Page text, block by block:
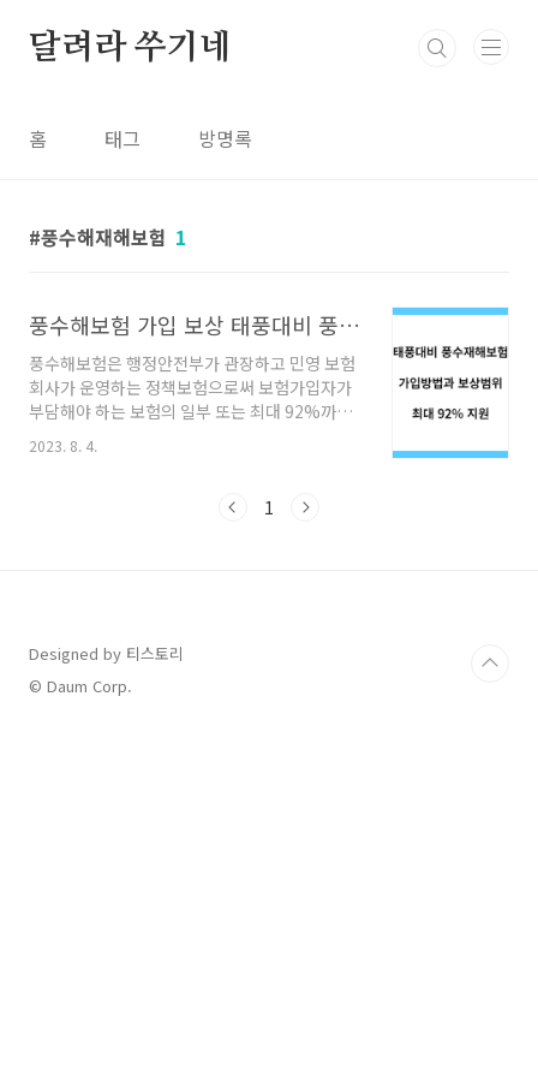
달려라 쑤기네
홈 태그 방명록
풍수해재해보험 1
풍수해보험 가입 보상 태풍대비 풍수재해보험 (최대 92% 지원)
풍수해보험은 행정안전부가 관장하고 민영 보험
회사가 운영하는 정책보험으로써 보험가입자가
부담해야 하는 보험의 일부 또는 최대 92%까지
국가 및 지방자치단체에서 보조함으로써 국민들
을 보다 저렴한 보험료로 예기치 못한 풍수해(태
대처할 수 있도록 하는 선진국형 재난관리제도입
지진 피해 또한 풍수해보험 보상이 됩니다. 주택
및 온실 (비닐하우스 등)도 보상 범위에 해당되니
해당하시는 분들은 꼭 놓치지 마시고 정부 지원
2023. 8. 4.
1
Designed by 티스토리
© Daum Corp.